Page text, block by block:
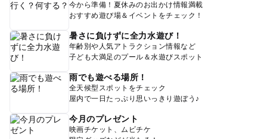
今から準備！夏休みのお出かけ情報満載
おすすめ遊び場＆イベントをチェック！
暑さに負けずに全力水遊び！
年齢別や人気アトラクション情報など
子ども大満足のプール＆水遊びスポット
雨でも遊べる場所！
全天候型スポットをチェック
屋内で一日たっぷり思いっきり遊ぼう♪
今月のプレゼント
映画チケット、ムビチケ